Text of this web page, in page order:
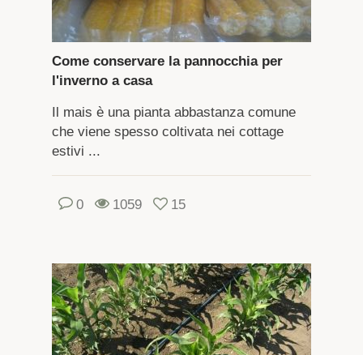
Come conservare la pannocchia per
l'inverno a casa
Il mais è una pianta abbastanza comune
che viene spesso coltivata nei cottage
estivi ...
0 1059 15